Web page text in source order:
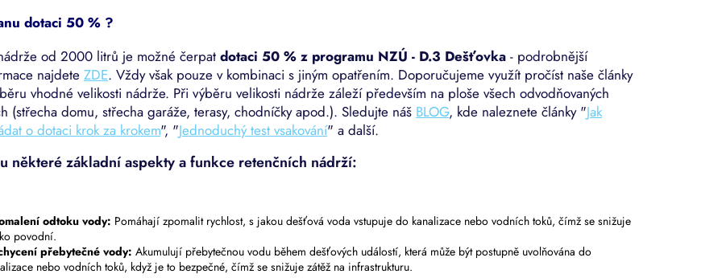
dotaci 50 % ?
od 2000 litrů je možné čerpat dotaci 50 % z programu NZÚ - D.3 Dešťovka - podrobnější
najdete ZDE. Vždy však pouze v kombinaci s jiným opatřením. Doporučujeme využít pročíst naše články
vhodné velikosti nádrže. Při výběru velikosti nádrže záleží především na ploše všech odvodňovaných
(střecha domu, střecha garáže, terasy, chodníčky apod.). Sledujte náš BLOG, kde naleznete články "Jak
o dotaci krok za krokem", "Jednoduchý test vsakování" a další.
některé základní aspekty a funkce retenčních nádrží:
odtoku vody: Pomáhají zpomalit rychlost, s jakou dešťová voda vstupuje do kanalizace nebo vodních toků, čímž se snižuje
povodní.
přebytečné vody: Akumulují přebytečnou vodu během dešťových událostí, která může být postupně uvolňována do
nebo vodních toků, když je to bezpečné, čímž se snižuje zátěž na infrastrukturu.